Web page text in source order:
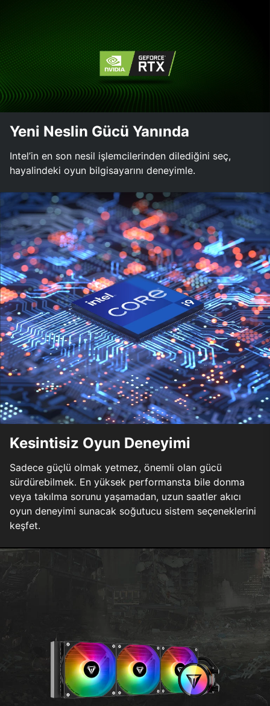
Yeni Neslin Gücü Yanında
Intel’in en son nesil işlemcilerinden dilediğini seç,
hayalindeki oyun bilgisayarını deneyimle.
Kesintisiz Oyun Deneyimi
Sadece güçlü olmak yetmez, önemli olan gücü
sürdürebilmek. En yüksek performansta bile donma
veya takılma sorunu yaşamadan, uzun saatler akıcı
oyun deneyimi sunacak soğutucu sistem seçeneklerini
keşfet.